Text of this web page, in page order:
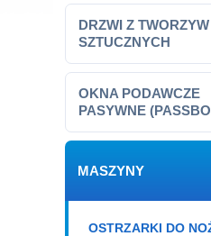
DRZWI Z TWORZYW
SZTUCZNYCH
OKNA PODAWCZE
PASYWNE
MASZYNY
OSTRZARKI DO